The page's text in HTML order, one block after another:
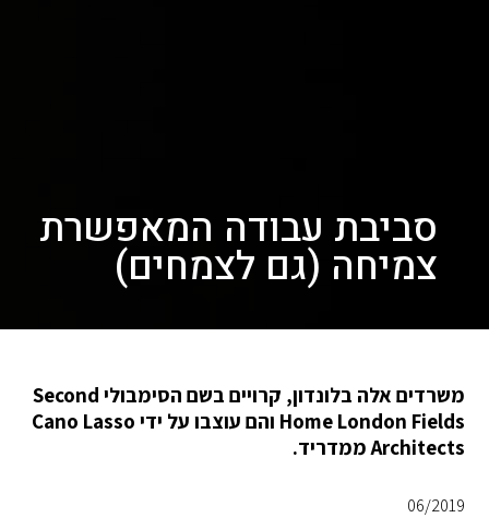
סביבת עבודה המאפשרת
צמיחה (גם לצמחים)
משרדים אלה בלונדון, קרויים בשם הסימבולי Second
Home London Fields והם עוצבו על ידי Cano Lasso
Architects ממדריד.
06/2019